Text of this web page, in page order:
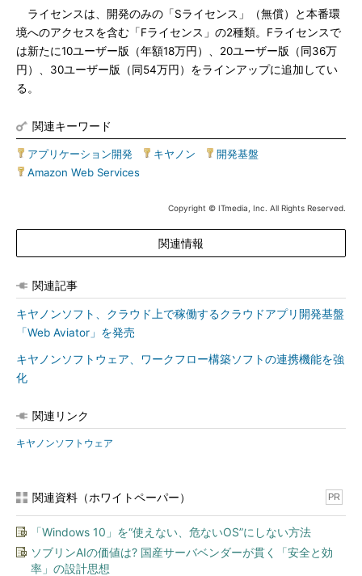
ライセンスは、開発のみの「Sライセンス」（無償）と本番環
境へのアクセスを含む「Fライセンス」の2種類。Fライセンスで
は新たに10ユーザー版（年額18万円）、20ユーザー版（同36万
円）、30ユーザー版（同54万円）をラインアップに追加してい
る。
関連キーワード
アプリケーション開発 キヤノン 開発基盤
Amazon Web Services
Copyright © ITmedia, Inc. All Rights Reserved.
関連情報
関連記事
キヤノンソフト、クラウド上で稼働するクラウドアプリ開発基盤
「Web Aviator」を発売
キヤノンソフトウェア、ワークフロー構築ソフトの連携機能を強
化
関連リンク
キヤノンソフトウェア
関連資料（ホワイトペーパー） PR
「Windows 10」を“使えない、危ないOS”にしない方法
ソブリンAIの価値は? 国産サーバベンダーが貫く「安全と効
率」の設計思想